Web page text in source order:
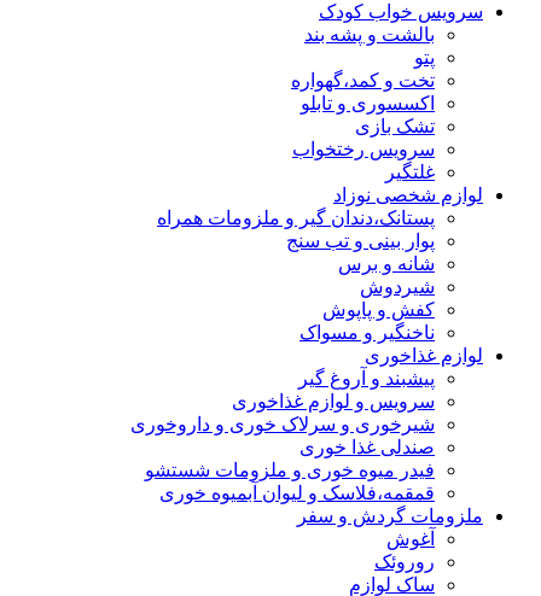
سرویس خواب کودک
بالشت و پشه بند
پتو
تخت و کمد،گهواره
اکسسوری و تابلو
تشک بازی
سرویس رختخواب
غلتگیر
لوازم شخصی نوزاد
پستانک،دندان گیر و ملزومات همراه
پوار بینی و تب سنج
شانه و برس
شیردوش
کفش و پاپوش
ناخنگیر و مسواک
لوازم غذاخوری
پیشبند و آروغ گیر
سرویس و لوازم غذاخوری
شیرخوری و سرلاک خوری و داروخوری
صندلی غذا خوری
فیدر میوه خوری و ملزومات شستشو
قمقمه،فلاسک و لیوان آبمیوه خوری
ملزومات گردش و سفر
آغوش
روروئک
ساک لوازم